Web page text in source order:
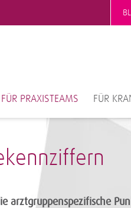
FÜR PRAXISTEAMS FÜR
arztgruppenspezifische